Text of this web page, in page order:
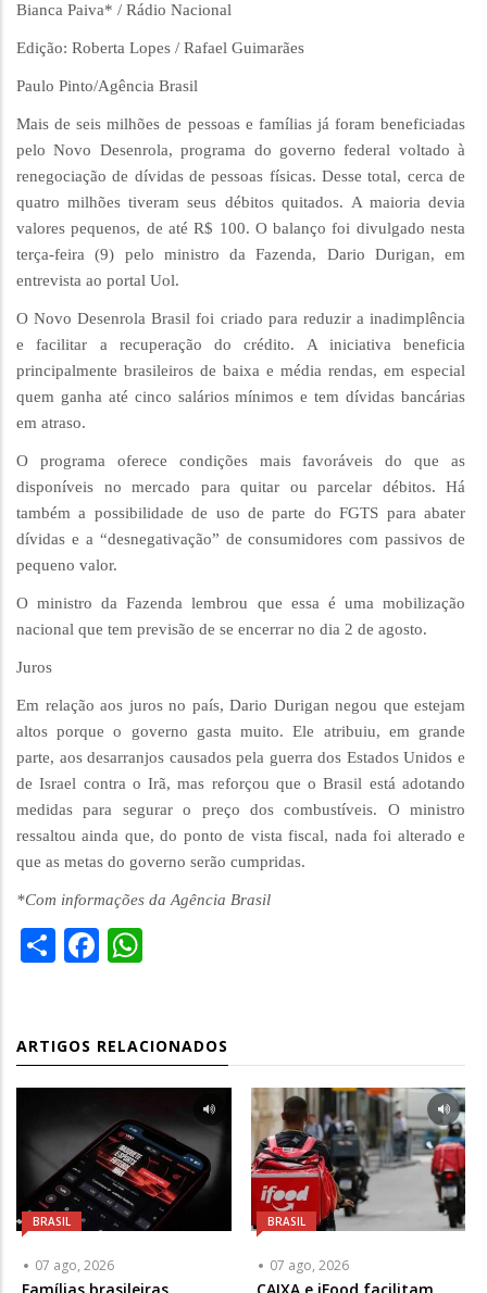
Bianca Paiva* / Rádio Nacional
Edição: Roberta Lopes / Rafael Guimarães
Paulo Pinto/Agência Brasil
Mais de seis milhões de pessoas e famílias já foram beneficiadas
pelo Novo Desenrola, programa do governo federal voltado à
renegociação de dívidas de pessoas físicas. Desse total, cerca de
quatro milhões tiveram seus débitos quitados. A maioria devia
valores pequenos, de até R$ 100. O balanço foi divulgado nesta
terça-feira (9) pelo ministro da Fazenda, Dario Durigan, em
entrevista ao portal Uol.
O Novo Desenrola Brasil foi criado para reduzir a inadimplência
e facilitar a recuperação do crédito. A iniciativa beneficia
principalmente brasileiros de baixa e média rendas, em especial
quem ganha até cinco salários mínimos e tem dívidas bancárias
em atraso.
O programa oferece condições mais favoráveis do que as
disponíveis no mercado para quitar ou parcelar débitos. Há
também a possibilidade de uso de parte do FGTS para abater
dívidas e a “desnegativação” de consumidores com passivos de
pequeno valor.
O ministro da Fazenda lembrou que essa é uma mobilização
nacional que tem previsão de se encerrar no dia 2 de agosto.
Juros
Em relação aos juros no país, Dario Durigan negou que estejam
altos porque o governo gasta muito. Ele atribuiu, em grande
parte, aos desarranjos causados pela guerra dos Estados Unidos e
de Israel contra o Irã, mas reforçou que o Brasil está adotando
medidas para segurar o preço dos combustíveis. O ministro
ressaltou ainda que, do ponto de vista fiscal, nada foi alterado e
que as metas do governo serão cumpridas.
*Com informações da Agência Brasil
ShareFacebook
ARTIGOS RELACIONADOS
BRASIL
07 ago, 2026
BRASIL
07 ago, 2026